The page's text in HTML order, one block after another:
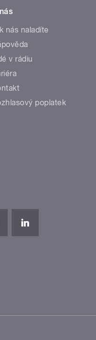
nás naladíte
v rádiu
poplatek